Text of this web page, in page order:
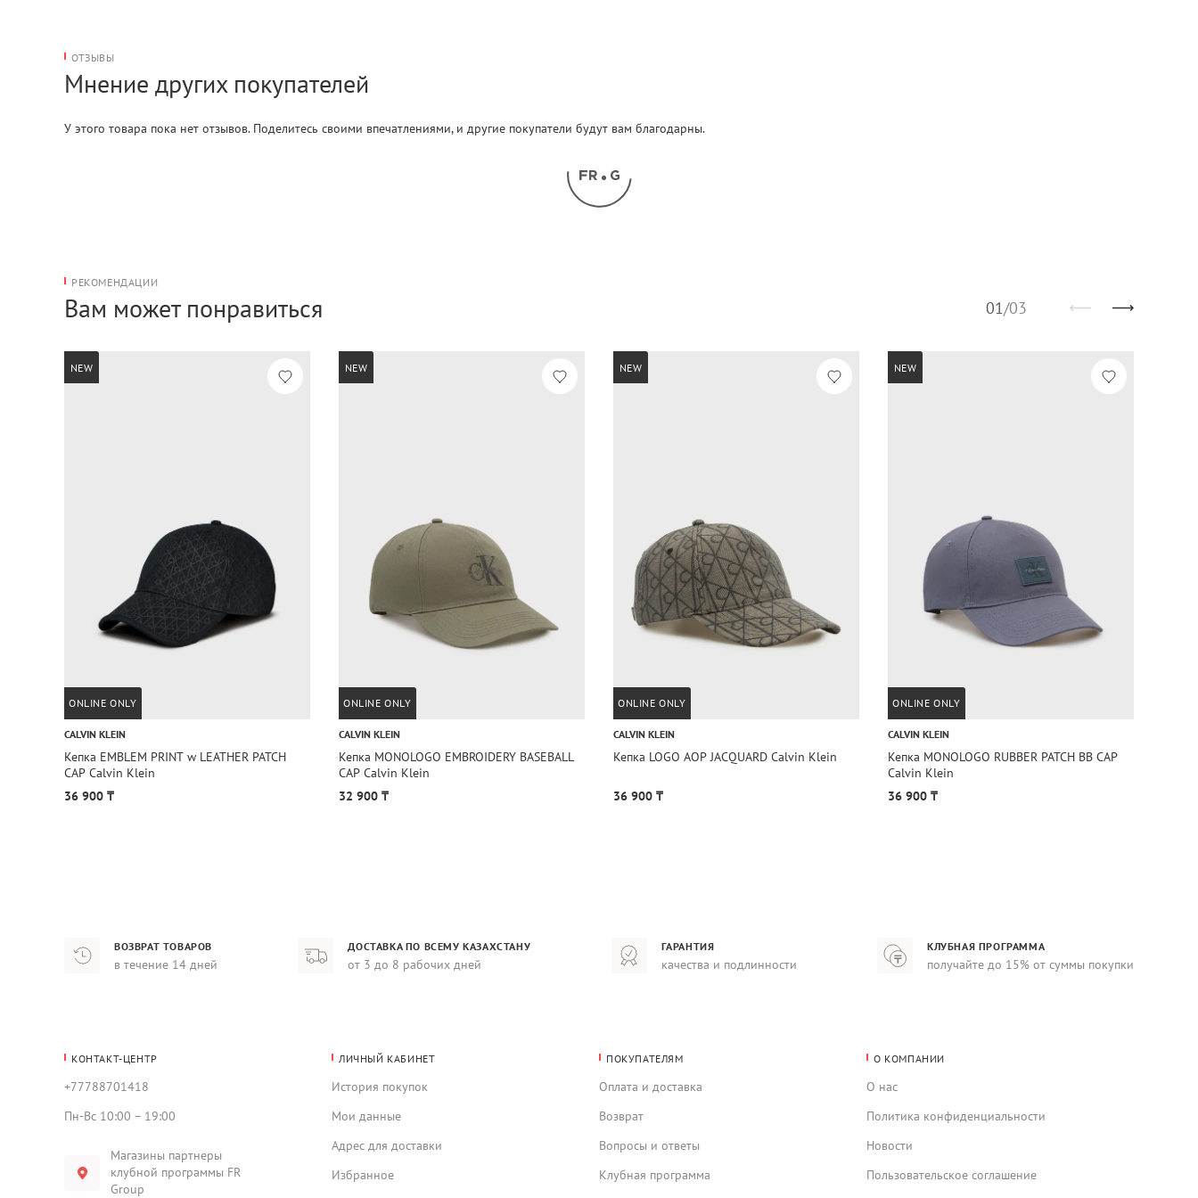
ОТЗЫВЫ
Мнение других покупателей
У этого товара пока нет отзывов. Поделитесь своими впечатлениями, и другие покупатели будут вам благодарны.
РЕКОМЕНДАЦИИ
Вам может понравиться 01/03
NEW
ONLINE ONLY
CALVIN KLEIN
Кепка EMBLEM PRINT w LEATHER PATCH
CAP Calvin Klein
36 900 ₸
NEW
ONLINE ONLY
CALVIN KLEIN
Кепка MONOLOGO EMBROIDERY BASEBALL
CAP Calvin Klein
32 900 ₸
NEW
ONLINE ONLY
CALVIN KLEIN
Кепка LOGO AOP JACQUARD Calvin Klein
36 900 ₸
NEW
ONLINE ONLY
CALVIN KLEIN
Кепка MONOLOGO RUBBER PATCH BB CAP
Calvin Klein
36 900 ₸
ВОЗВРАТ ТОВАРОВ
в течение 14 дней
ДОСТАВКА ПО ВСЕМУ КАЗАХСТАНУ
от 3 до 8 рабочих дней
ГАРАНТИЯ
качества и подлинности
КЛУБНАЯ ПРОГРАММА
получайте до 15% от суммы покупки
КОНТАКТ-ЦЕНТР
+77788701418
Пн-Вс 10:00 – 19:00
Магазины партнеры
клубной программы FR
Group
ЛИЧНЫЙ КАБИНЕТ
История покупок
Мои данные
Адрес для доставки
Избранное
ПОКУПАТЕЛЯМ
Оплата и доставка
Возврат
Вопросы и ответы
Клубная программа
О КОМПАНИИ
О нас
Политика конфиденциальности
Новости
Пользовательское соглашение